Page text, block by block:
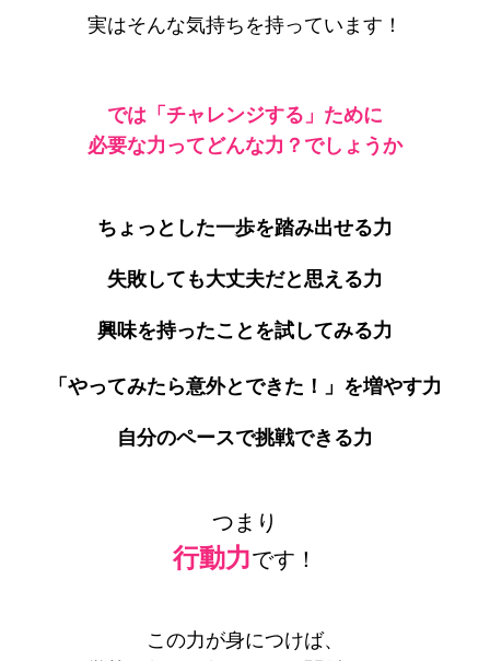
実はそんな気持ちを持っています！
では「チャレンジする」ために
必要な力ってどんな力？でしょうか
ちょっとした一歩を踏み出せる力
失敗しても大丈夫だと思える力
興味を持ったことを試してみる力
「やってみたら意外とできた！」を増やす力
自分のペースで挑戦できる力
つまり
行動力です！
この力が身につけば、